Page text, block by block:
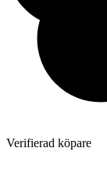
Verifierad köpare